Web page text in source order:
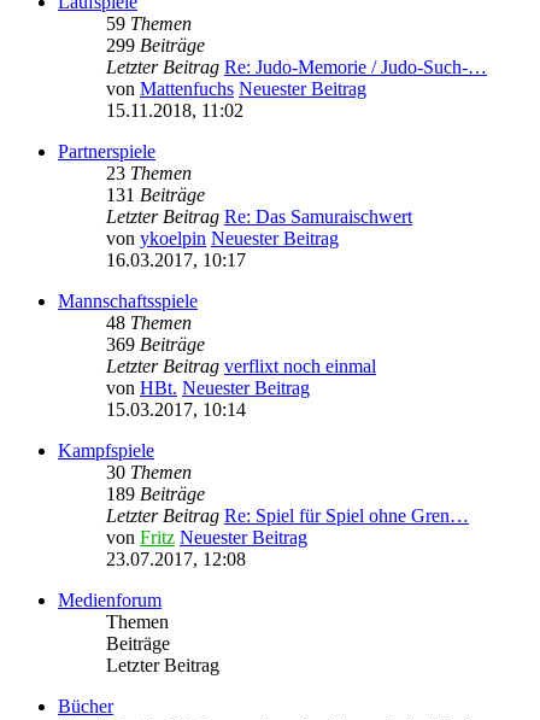
59 Themen
299 Beiträge
Letzter Beitrag Re: Judo-Memorie / Judo-Such-…
von Mattenfuchs Neuester Beitrag
15.11.2018, 11:02
Partnerspiele
23 Themen
131 Beiträge
Letzter Beitrag Re: Das Samuraischwert
von ykoelpin Neuester Beitrag
16.03.2017, 10:17
Mannschaftsspiele
48 Themen
369 Beiträge
Letzter Beitrag verflixt noch einmal
von HBt. Neuester Beitrag
15.03.2017, 10:14
Kampfspiele
30 Themen
189 Beiträge
Letzter Beitrag Re: Spiel für Spiel ohne Gren…
von Fritz Neuester Beitrag
23.07.2017, 12:08
Medienforum
Themen
Beiträge
Letzter Beitrag
Bücher